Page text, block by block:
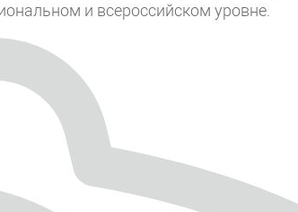
и всероссийском уровне.